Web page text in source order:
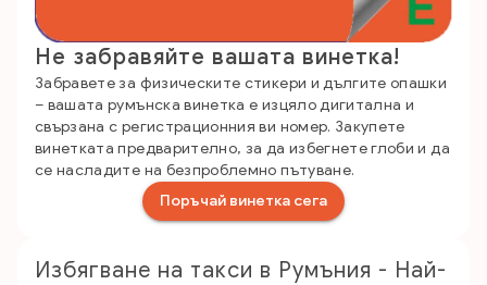
Не забравяйте вашата винетка!
Забравете за физическите стикери и дългите опашки
– вашата румънска винетка е изцяло дигитална и
свързана с регистрационния ви номер. Закупете
винетката предварително, за да избегнете глоби и да
се насладите на безпроблемно пътуване.
Поръчай винетка сега
Избягване на такси в Румъния - Най-